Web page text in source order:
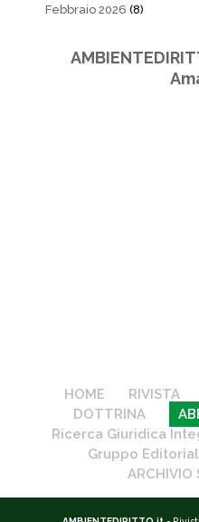
Febbraio 2026 (8)
HOME RIVISTA
DOTTRINA
Ricerca Giuridica
Gruppo
ARCHIVIO